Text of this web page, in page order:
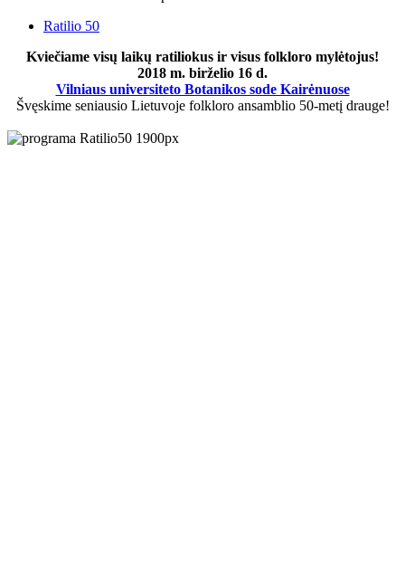
Ratilio 50
Kviečiame visų laikų ratiliokus ir visus folkloro mylėtojus!
2018 m. birželio 16 d.
Vilniaus universiteto Botanikos sode Kairėnuose
Švęskime seniausio Lietuvoje folkloro ansamblio 50-metį drauge!